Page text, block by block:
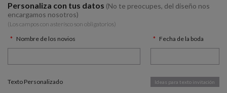
Personaliza con tus datos (No te preocupes, del diseño nos
encargamos nosotros)
(Los campos con asterísco son obligatorios)
Nombre de los novios
Fecha de la boda
Texto Personalizado Ideas para texto invitación